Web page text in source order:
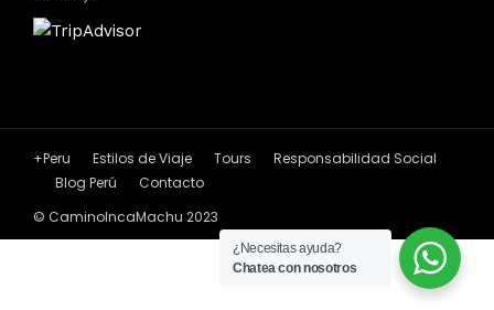
+Peru Estilos de Viaje Tours
Responsabilidad Social
Blog Perú
Contacto
© CaminoIncaMachu 2023
¿Necesitas ayuda?
Chatea con nosotros